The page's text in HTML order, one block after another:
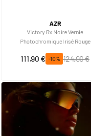
AZR
Victory Rx Noire Vernie
Photochromique Irisé Rouge
Sonderpreis
111,90 € -10%
Regulärer Preis
124,90 €